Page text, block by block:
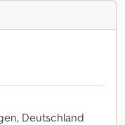
Deutschland